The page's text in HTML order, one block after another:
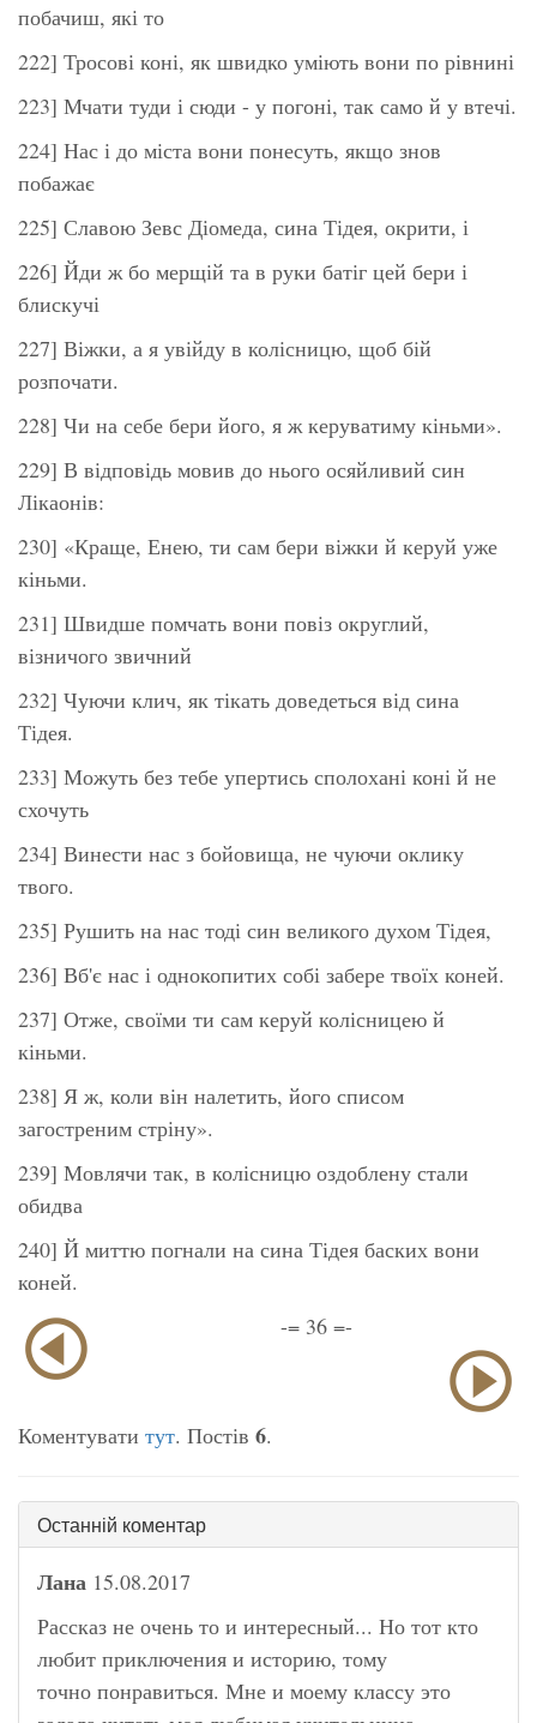
побачиш, які то
222] Тросові коні, як швидко уміють вони по рівнині
223] Мчати туди і сюди - у погоні, так само й у втечі.
224] Нас і до міста вони понесуть, якщо знов
побажає
225] Славою Зевс Діомеда, сина Тідея, окрити, і
226] Йди ж бо мерщій та в руки батіг цей бери і
блискучі
227] Віжки, а я увійду в колісницю, щоб бій
розпочати.
228] Чи на себе бери його, я ж керуватиму кіньми».
229] В відповідь мовив до нього осяйливий син
Лікаонів:
230] «Краще, Енею, ти сам бери віжки й керуй уже
кіньми.
231] Швидше помчать вони повіз округлий,
візничого звичний
232] Чуючи клич, як тікать доведеться від сина
Тідея.
233] Можуть без тебе упертись сполохані коні й не
схочуть
234] Винести нас з бойовища, не чуючи оклику
твого.
235] Рушить на нас тоді син великого духом Тідея,
236] Вб'є нас і однокопитих собі забере твоїх коней.
237] Отже, своїми ти сам керуй колісницею й
кіньми.
238] Я ж, коли він налетить, його списом
загостреним стріну».
239] Мовлячи так, в колісницю оздоблену стали
обидва
240] Й миттю погнали на сина Тідея баских вони
коней.
-= 36 =-
Коментувати тут. Постів 6.
Останній коментар
Лана 15.08.2017
Рассказ не очень то и интересный... Но тот кто
любит приключения и историю, тому
точно понравиться. Мне и моему классу это